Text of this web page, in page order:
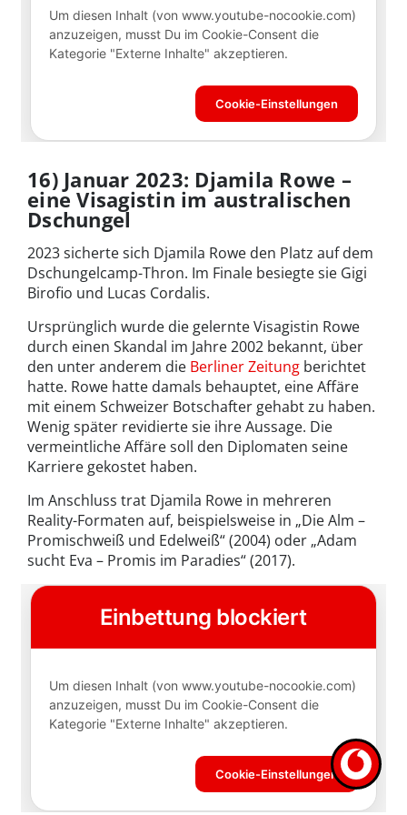
16) Januar 2023: Djamila Rowe –
eine Visagistin im australischen
Dschungel
2023 sicherte sich Djamila Rowe den Platz auf dem
Dschungelcamp-Thron. Im Finale besiegte sie Gigi
Birofio und Lucas Cordalis.
Ursprünglich wurde die gelernte Visagistin Rowe
durch einen Skandal im Jahre 2002 bekannt, über
den unter anderem die Berliner Zeitung berichtet
hatte. Rowe hatte damals behauptet, eine Affäre
mit einem Schweizer Botschafter gehabt zu haben.
Wenig später revidierte sie ihre Aussage. Die
vermeintliche Affäre soll den Diplomaten seine
Karriere gekostet haben.
Im Anschluss trat Djamila Rowe in mehreren
Reality-Formaten auf, beispielsweise in „Die Alm –
Promischweiß und Edelweiß“ (2004) oder „Adam
sucht Eva – Promis im Paradies“ (2017).